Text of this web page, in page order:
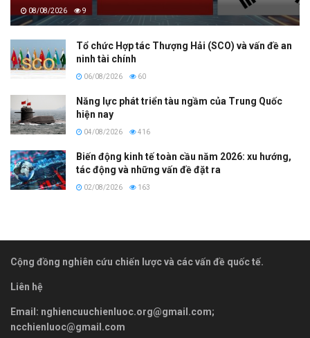
08/08/2026 9
Tổ chức Hợp tác Thượng Hải (SCO) và vấn đề an
ninh tài chính
06/08/2026 60
Năng lực phát triển tàu ngầm của Trung Quốc
hiện nay
04/08/2026 416
Biến động kinh tế toàn cầu năm 2026: xu hướng,
tác động và những vấn đề đặt ra
02/08/2026 163
Cộng đồng nghiên cứu chiến lược và các vấn đề quốc tế.
Liên hệ
Email: nghiencuuchienluoc.org@gmail.com;
ncchienluoc@gmail.com